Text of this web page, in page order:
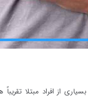
از افراد مبتلا تقریباً